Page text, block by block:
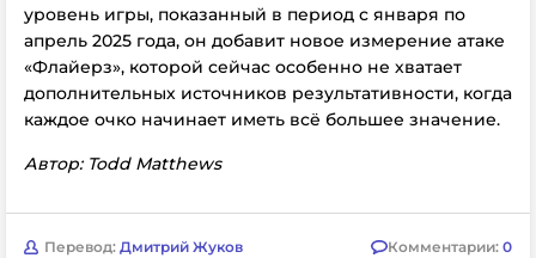
уровень игры, показанный в период с января по
апрель 2025 года, он добавит новое измерение атаке
«Флайерз», которой сейчас особенно не хватает
дополнительных источников результативности, когда
каждое очко начинает иметь всё большее значение.
Автор: Todd Matthews
Перевод: Дмитрий Жуков Комментарии: 0